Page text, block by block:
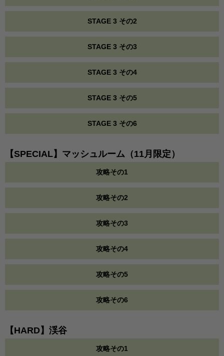
STAGE 3 その2
STAGE 3 その3
STAGE 3 その4
STAGE 3 その5
STAGE 3 その6
【SPECIAL】マッシュルーム（11月限定）
攻略その1
攻略その2
攻略その3
攻略その4
攻略その5
攻略その6
【HARD】渓谷
攻略その1